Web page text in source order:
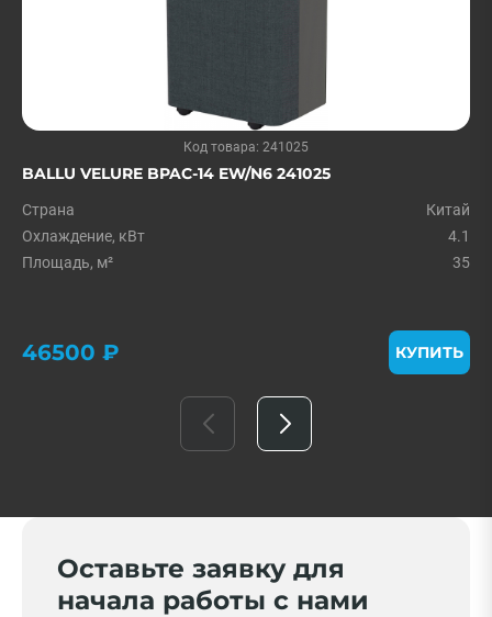
Код товара: 241025
BALLU VELURE BPAC-14 EW/N6 241025
Страна
Китай
Охлаждение, кВт
4.1
Площадь, м²
35
46500 ₽ КУПИТЬ
Оставьте заявку для
начала работы с нами